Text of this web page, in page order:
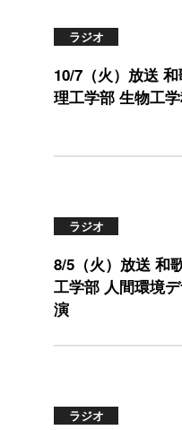
ラジオ
10/7（火）放送
理工学部 生物工
ラジオ
8/5（火）放送 和
工学部 人間環境
演
ラジオ